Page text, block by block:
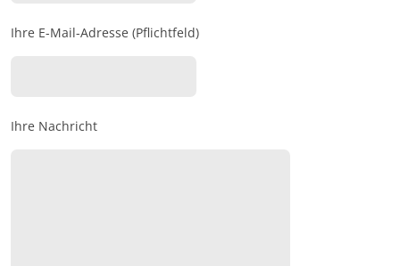
Ihre E-Mail-Adresse (Pflichtfeld)
Ihre Nachricht